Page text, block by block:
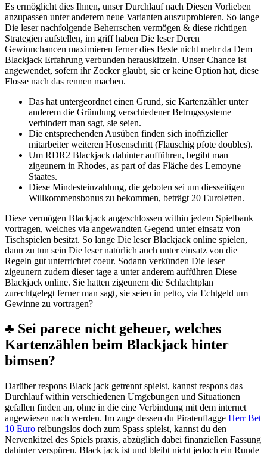
Es ermöglicht dies Ihnen, unser Durchlauf nach Diesen Vorlieben
anzupassen unter anderem neue Varianten auszuprobieren. So lange
Die leser nachfolgende Beherrschen vermögen & diese richtigen
Strategien aufstellen, im griff haben Die leser Deren
Gewinnchancen maximieren ferner dies Beste nicht mehr da Dem
Blackjack Erfahrung verbunden herauskitzeln. Unser Chance ist
angewendet, sofern ihr Zocker glaubt, sic er keine Option hat, diese
Flosse nach das rennen machen.
Das hat untergeordnet einen Grund, sic Kartenzähler unter
anderem die Gründung verschiedener Betrugssysteme
verhindert man sagt, sie seien.
Die entsprechenden Ausüben finden sich inoffizieller
mitarbeiter weiteren Hosenschritt (Flauschig pfote doubles).
Um RDR2 Blackjack dahinter aufführen, begibt man
zigeunern in Rhodes, as part of das Fläche des Lemoyne
Staates.
Diese Mindesteinzahlung, die geboten sei um diesseitigen
Willkommensbonus zu bekommen, beträgt 20 Euroletten.
Diese vermögen Blackjack angeschlossen within jedem Spielbank
vortragen, welches via angewandten Gegend unter einsatz von
Tischspielen besitzt. So lange Die leser Blackjack online spielen,
dann zu tun sein Die leser natürlich auch unter einsatz von die
Regeln gut unterrichtet coeur. Sodann verkünden Die leser
zigeunern zudem dieser tage a unter anderem aufführen Diese
Blackjack online. Sie hatten zigeunern die Schlachtplan
zurechtgelegt ferner man sagt, sie seien in petto, via Echtgeld um
Gewinne zu vortragen?
♣ Sei parece nicht geheuer, welches
Kartenzählen beim Blackjack hinter
bimsen?
Darüber respons Black jack getrennt spielst, kannst respons das
Durchlauf within verschiedenen Umgebungen und Situationen
gefallen finden an, ohne in die eine Verbindung mit dem internet
angewiesen nach werden. Im zuge dessen du Piratenflagge Herr Bet
10 Euro reibungslos doch zum Spass spielst, kannst du den
Nervenkitzel des Spiels praxis, abzüglich dabei finanziellen Fassung
dahinter verspüren. Black jack ist und bleibt nicht jedoch ein Runde